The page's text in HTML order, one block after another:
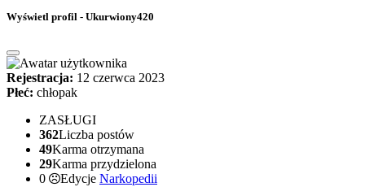
Wyświetl profil - Ukurwiony420
Rejestracja: 12 czerwca 2023
Płeć: chłopak
ZASŁUGI
362Liczba postów
49Karma otrzymana
29Karma przydzielona
0
Edycje Narkopedii